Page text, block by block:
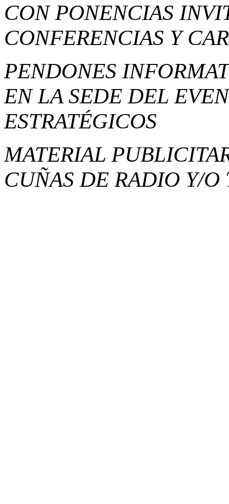
CON PONENCIAS
CONFERENCIAS Y
PENDONES
EN LA SEDE DEL
ESTRATÉGICOS
MATERIAL
CUÑAS DE RADIO Y/O